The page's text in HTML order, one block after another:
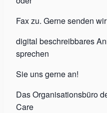
Fax zu. Gerne senden
digital beschreibbares
sprechen
Sie uns gerne an!
Das Organisationsbüro
Care